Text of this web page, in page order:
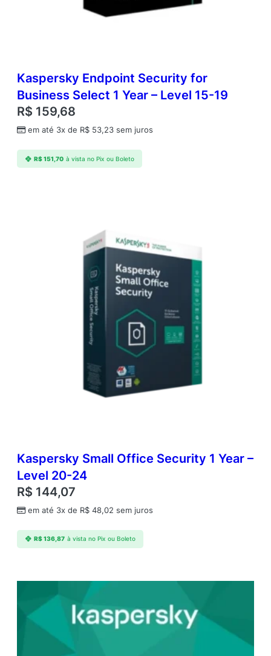
d
a
d
e
Kaspersky Endpoint Security for
Business Select 1 Year – Level 15-19
R$ 159,68
em até 3x de R$ 53,23 sem juros
R$151,70 à vista no Pix ou Boleto
Kaspersky Small Office Security 1 Year –
Level 20-24
R$ 144,07
em até 3x de R$ 48,02 sem juros
R$136,87 à vista no Pix ou Boleto